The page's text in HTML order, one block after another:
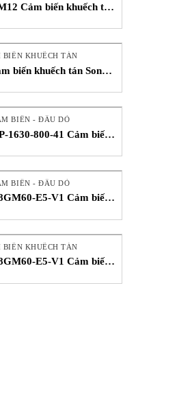
Cảm biến khuếch tán
BIẾN KHUẾCH TÁN
biến khuếch tán Song
BIẾN - ĐẦU DÒ
1630-800-41 Cảm biến
BIẾN - ĐẦU DÒ
E5-V1 Cảm biến
BIẾN KHUẾCH TÁN
E5-V1 Cảm biến
Nam